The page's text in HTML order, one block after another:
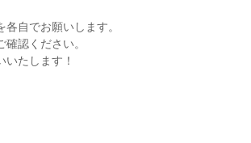
自でお願いします。
認ください。
たします！